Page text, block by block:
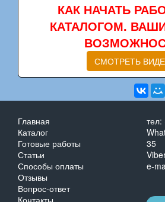
КАК НАЧАТЬ
КАТАЛОГОМ.
СМОТРЕТЬ
Главная
Каталог
Готовые работы
Статьи
Способы оплаты
Отзывы
Вопрос-ответ
35
e-